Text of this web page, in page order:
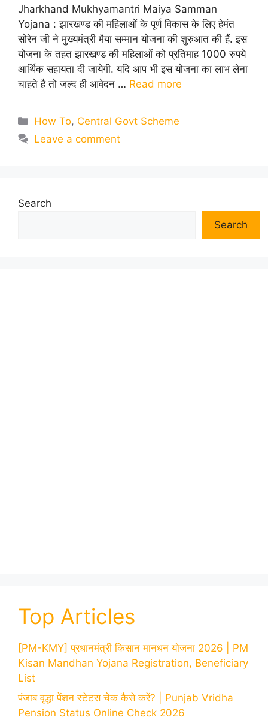
Jharkhand Mukhyamantri Maiya Samman
Yojana : झारखण्ड की महिलाओं के पूर्ण विकास के लिए हेमंत
सोरेन जी ने मुख्यमंत्री मैया सम्मान योजना की शुरुआत की हैं. इस
योजना के तहत झारखण्ड की महिलाओं को प्रतिमाह 1000 रुपये
आर्थिक सहायता दी जायेगी. यदि आप भी इस योजना का लाभ लेना
चाहते है तो जल्द ही आवेदन … Read more
Categories
How To, Central Govt Scheme
Leave a comment
Search
Search
Top Articles
[PM-KMY] प्रधानमंत्री किसान मानधन योजना 2026 | PM
Kisan Mandhan Yojana Registration, Beneficiary
List
पंजाब वृद्धा पेंशन स्टेटस चेक कैसे करें? | Punjab Vridha
Pension Status Online Check 2026